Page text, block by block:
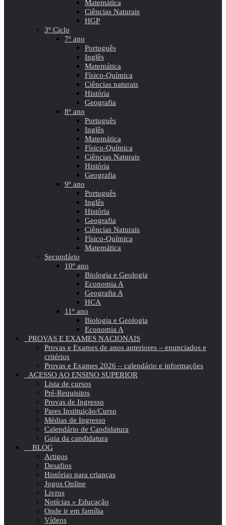
Matemática
Ciências Naturais
HGP
3º Ciclo
7º ano
Português
Inglês
Matemática
Físico-Química
Ciências naturais
História
Geografia
8º ano
Português
Inglês
Matemática
Físico-Química
Ciências Naturais
História
Geografia
9º ano
Português
Inglês
História
Geografia
Ciências Naturais
Físico-Química
Matemática
Secundário
10º ano
Biologia e Geologia
Economia A
Geografia A
HCA
11º ano
Biologia e Geologia
Economia A
PROVAS E EXAMES NACIONAIS
Provas e Exames de anos anteriores – enunciados e
critérios
Provas e Exames 2026 – calendário e informações
ACESSO AO ENSINO SUPERIOR
Lista de cursos
Pré-Requisitos
Provas de Ingresso
Pares Instituição/Curso
Médias de Ingresso
Calendário de Candidatura
Guia da candidatura
BLOG
Artigos
Desafios
Histórias para crianças
Jogos Online
Livros
Notícias » Educação
Onde ir em família
Vídeos